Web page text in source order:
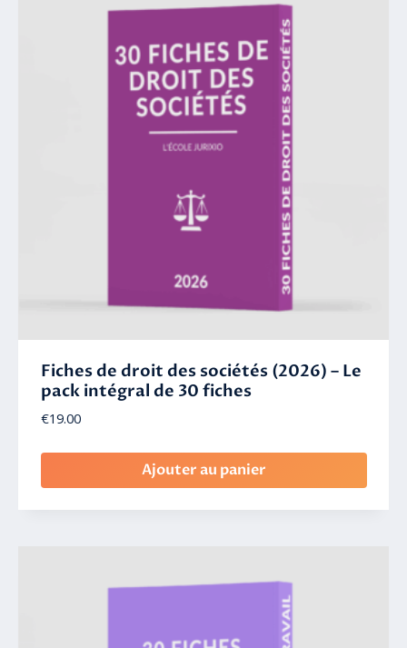
Fiches de droit des sociétés (2026) – Le
pack intégral de 30 fiches
€19.00
Ajouter au panier